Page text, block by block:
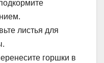
листья для
горшки в